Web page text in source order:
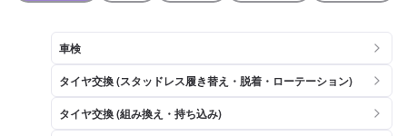
車検
タイヤ交換 (スタッドレス履き替え・脱着・ローテーション)
タイヤ交換 (組み換え・持ち込み)